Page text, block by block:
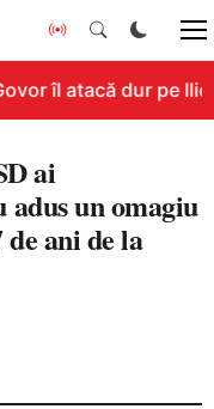
îl atacă dur pe
ai
un omagiu
ani de la